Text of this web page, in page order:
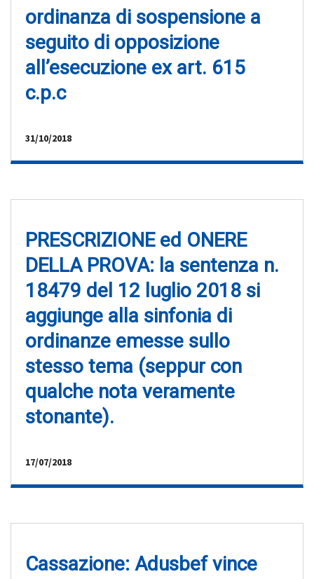
ordinanza di sospensione a
seguito di opposizione
all’esecuzione ex art. 615
c.p.c
31/10/2018
PRESCRIZIONE ed ONERE
DELLA PROVA: la sentenza n.
18479 del 12 luglio 2018 si
aggiunge alla sinfonia di
ordinanze emesse sullo
stesso tema (seppur con
qualche nota veramente
stonante).
17/07/2018
Cassazione: Adusbef vince